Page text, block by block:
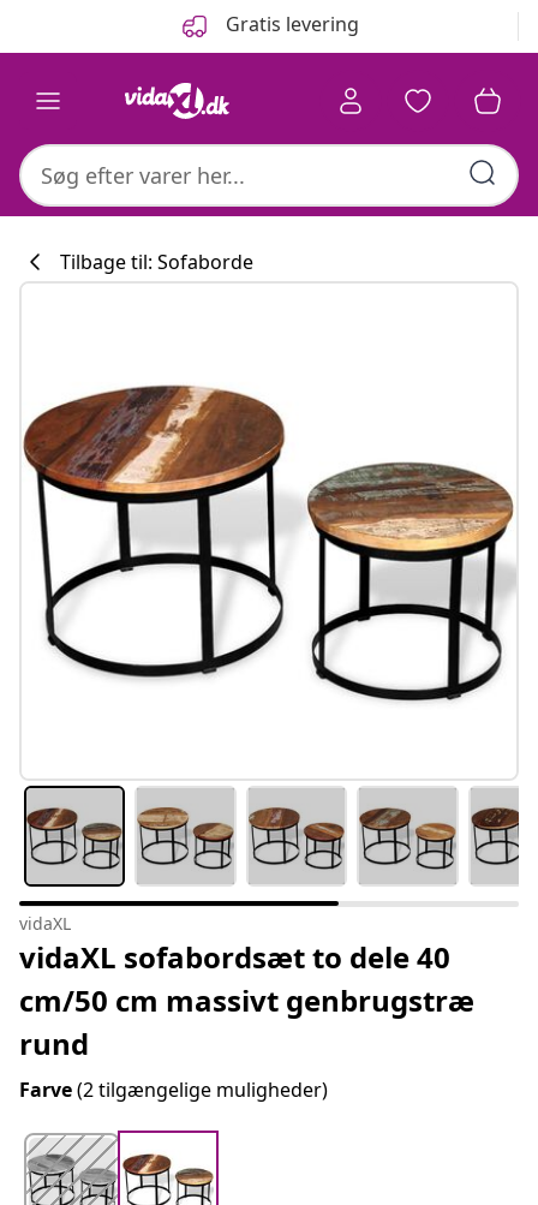
Gratis levering
#sharemevidaxl
Tilbage til: Sofaborde
vidaXL
vidaXL sofabordsæt to dele 40
cm/50 cm massivt genbrugstræ
rund
Farve(2 tilgængelige muligheder)